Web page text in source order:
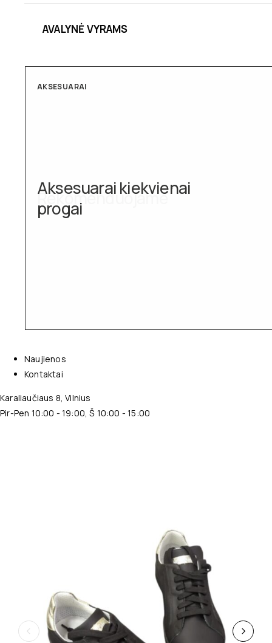
AVALYNĖ VYRAMS
AKSESUARAI
Aksesuarai kiekvienai
progai
Naujienos
Kontaktai
Karaliaučiaus 8, Vilnius
Pir-Pen 10:00 - 19:00, Š 10:00 - 15:00